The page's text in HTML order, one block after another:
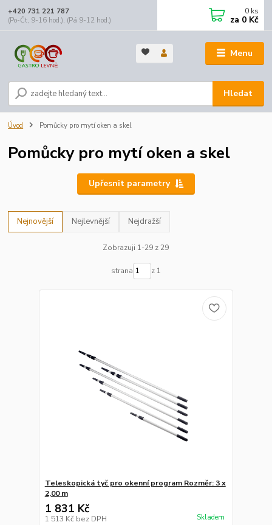
Menu
Hledat
+420 731 221 787
(Po-Čt, 9-16 hod.), (Pá 9-12 hod.)
0 ks
za 0 Kč
Úvod Pomůcky pro mytí oken a skel
Pomůcky pro mytí oken a skel
Upřesnit parametry
Nejnovější Nejlevnější Nejdražší
Zobrazuji 1-29 z 29
strana z 1
Teleskopická tyč pro okenní program Rozměr: 3 x
2,00 m
1 831 Kč
1 513 Kč bez DPH Skladem